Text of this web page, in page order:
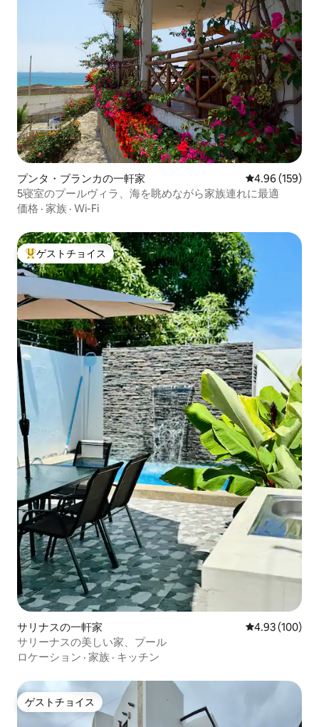
プンタ・ブランカの一軒家 レビュー159
4.96 (159)
5寝室のプールヴィラ、海を眺めながら家族連れに最適
価格 · 家族 · Wi-Fi
大好評のゲストチョイスです。
ゲストチョイス
サリナスの一軒家 レビュー100
4.93 (100)
サリーナスの美しい家、プール
ロケーション · 家族 · キッチン
ゲストチョイス
ゲストチョイス